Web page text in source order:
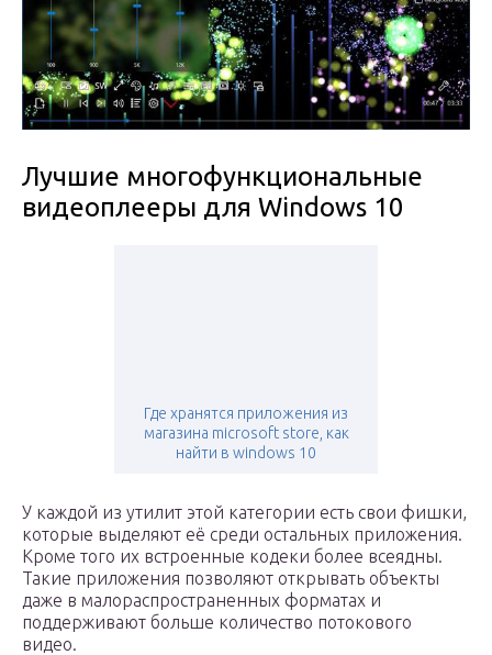
Лучшие многофункциональные
видеоплееры для Windows 10
Где хранятся приложения из
магазина microsoft store, как
найти в windows 10
У каждой из утилит этой категории есть свои фишки,
которые выделяют её среди остальных приложения.
Кроме того их встроенные кодеки более всеядны.
Такие приложения позволяют открывать объекты
даже в малораспространенных форматах и
поддерживают больше количество потокового
видео.